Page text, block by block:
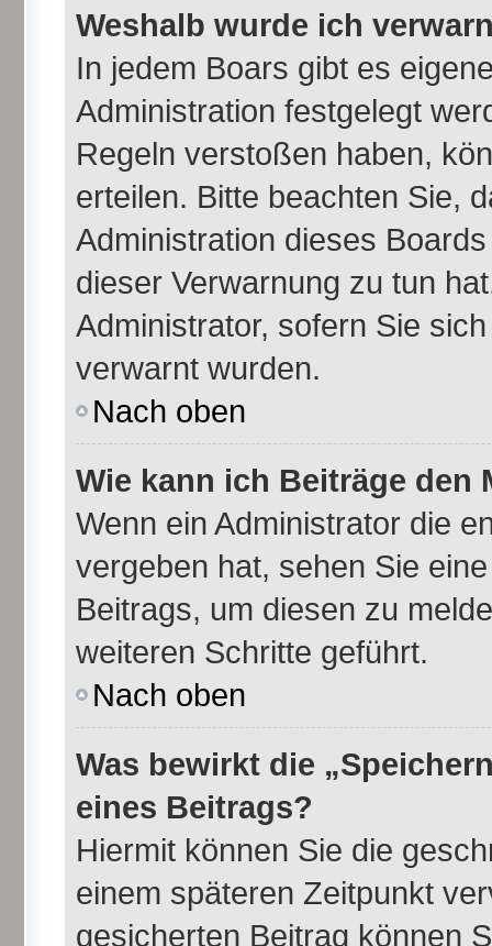
Weshalb wurde ich
In jedem Boars gibt es
Administration festgelegt
Regeln verstoßen haben,
erteilen. Bitte beachten Sie,
Administration dieses
dieser Verwarnung zu tun
Administrator, sofern Sie
verwarnt wurden.
Nach oben
Wie kann ich Beiträge den
Wenn ein Administrator die
vergeben hat, sehen Sie
Beitrags, um diesen zu
weiteren Schritte geführt.
Nach oben
Was bewirkt die
eines Beitrags?
Hiermit können Sie die
einem späteren Zeitpunkt
gesicherten Beitrag können